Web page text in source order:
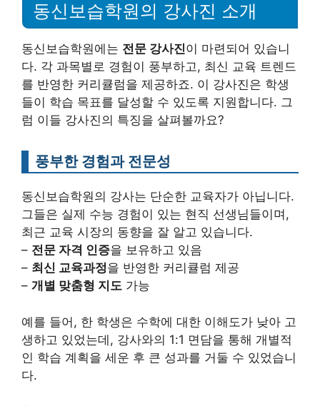
동신보습학원의 강사진 소개
동신보습학원에는 전문 강사진이 마련되어 있습니
다. 각 과목별로 경험이 풍부하고, 최신 교육 트렌드
를 반영한 커리큘럼을 제공하죠. 이 강사진은 학생
들이 학습 목표를 달성할 수 있도록 지원합니다. 그
럼 이들 강사진의 특징을 살펴볼까요?
풍부한 경험과 전문성
동신보습학원의 강사는 단순한 교육자가 아닙니다.
그들은 실제 수능 경험이 있는 현직 선생님들이며,
최근 교육 시장의 동향을 잘 알고 있습니다.
– 전문 자격 인증을 보유하고 있음
– 최신 교육과정을 반영한 커리큘럼 제공
– 개별 맞춤형 지도 가능
예를 들어, 한 학생은 수학에 대한 이해도가 낮아 고
생하고 있었는데, 강사와의 1:1 면담을 통해 개별적
인 학습 계획을 세운 후 큰 성과를 거둘 수 있었습니
다.